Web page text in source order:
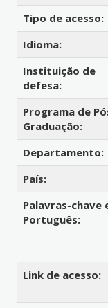
Tipo de acesso:
Idioma:
Instituição de
defesa:
Programa de
Graduação:
Departamento:
País:
Palavras-chave
Português:
Link de acesso: